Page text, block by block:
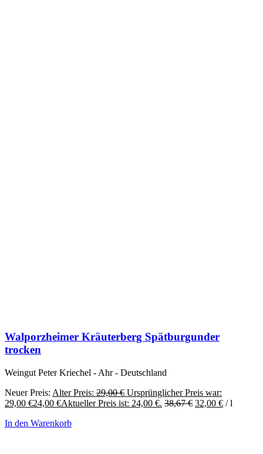
Walporzheimer Kräuterberg Spätburgunder
trocken
Weingut Peter Kriechel - Ahr - Deutschland
Neuer Preis: Alter Preis: 29,00€ Ursprünglicher Preis war:
29,00 €24,00 €Aktueller Preis ist: 24,00 €. 38,67€ 32,00 € /l
In den Warenkorb